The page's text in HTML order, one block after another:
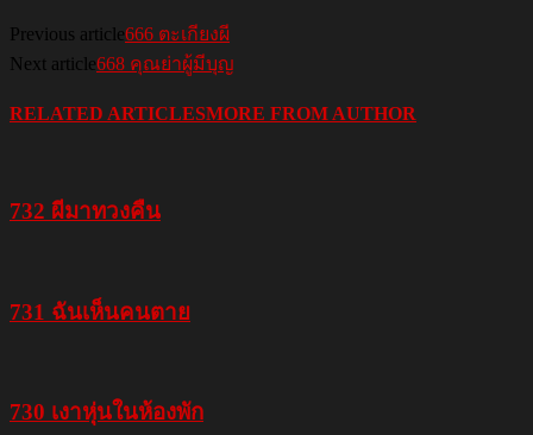
Previous article666 ตะเกียงผี
Next article668 คุณย่าผู้มีบุญ
RELATED ARTICLESMORE FROM AUTHOR
732 ผีมาทวงคืน
731 ฉันเห็นคนตาย
730 เงาหุ่นในห้องพัก